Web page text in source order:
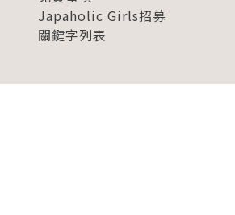
Japaholic Girls招募
關鍵字列表